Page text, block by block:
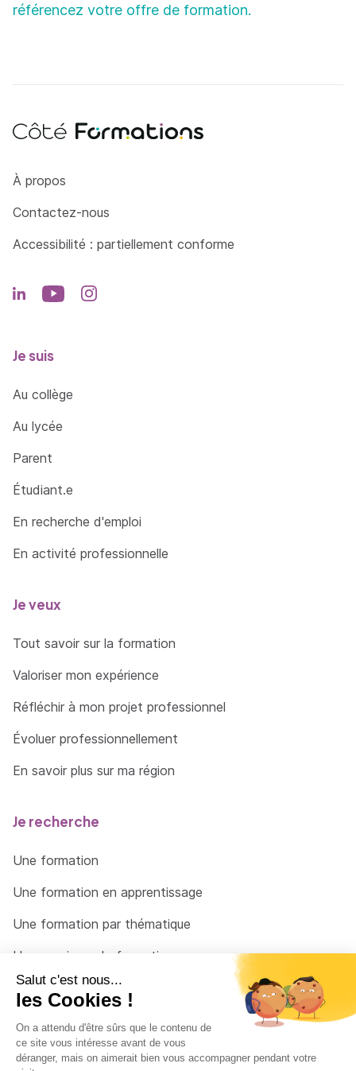
référencez votre offre de formation.
Côté Formations
À propos
Contactez-nous
Accessibilité : partiellement conforme
Je suis
Au collège
Au lycée
Parent
Étudiant.e
En recherche d'emploi
En activité professionnelle
Je veux
Tout savoir sur la formation
Valoriser mon expérience
Réfléchir à mon projet professionnel
Évoluer professionnellement
En savoir plus sur ma région
Je recherche
Une formation
Une formation en apprentissage
Une formation par thématique
Un organisme de formation
Un conseiller
Une solution pour raccrocher